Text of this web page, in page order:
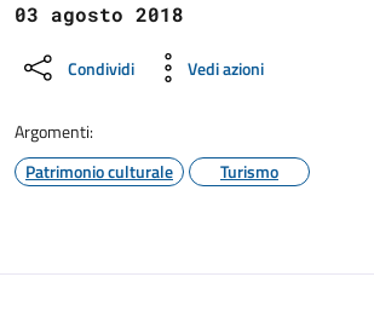
03 agosto 2018
Condividi Vedi azioni
Argomenti:
Patrimonio culturale
Turismo